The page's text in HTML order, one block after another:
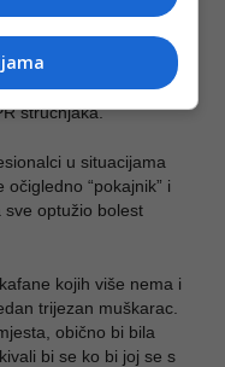
poslu znaće da
nalozima na
bude objavljeno kada
dospije u
stručnjaka.
u situacijama
“pokajnik” i
optužio bolest
kojih više nema i
trijezan muškarac.
obično bi bila
bi se ko bi joj se s